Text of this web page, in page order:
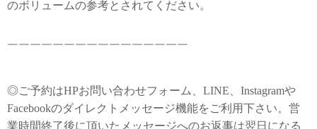
のボリュームの参考とされてください。
￣￣￣￣￣￣￣￣￣￣￣￣￣￣￣￣
◎ご予約はHPお問い合わせフォーム、LINE、Instagramや
Facebookのダイレクトメッセージ機能をご利用下さい。営
業時間終了後に頂いたメッセージへのお返事は翌日になる